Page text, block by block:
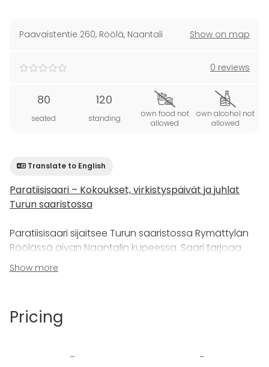
Paavaistentie 260, Röölä, Naantali Show on map
0 reviews
80
seated
120
standing
own food not
allowed
own alcohol not
allowed
Translate to English
Paratiisisaari – Kokoukset, virkistyspäivät ja juhlat
Turun saaristossa
Paratiisisaari sijaitsee Turun saaristossa Rymättylän
Röölässä aivan Naantalin kupeessa. Saari tarjoaa
rauhallisen merellisen ympäristön kokouksille,
koulutuksille, virkistyspäiville, yritysjuhlille sekä
majoitusvaraukseen.
Show more
Pricing
- -